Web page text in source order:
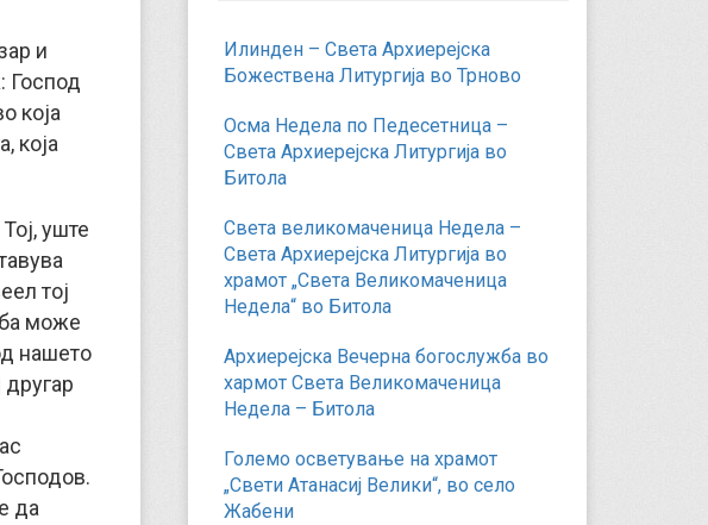
и
Господ
која
која
уште
тој
може
нашето
да
Илинден – Света Архиерејска
Божествена Литургија во Трново
Осма Недела по Педесетница –
Света Архиерејска Литургија во
Битола
Света великомаченица Недела –
Света Архиерејска Литургија во
храмот „Света Великомаченица
Недела“ во Битола
Архиерејска Вечерна богослужба во
хармот Света Великомаченица
Недела – Битола
Големо осветување на храмот
„Свети Атанасиј Велики“, во село
Жабени